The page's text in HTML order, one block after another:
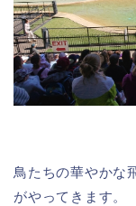
鳥たちの華やかな
がやってきます。